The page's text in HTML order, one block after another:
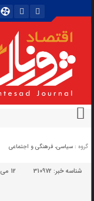
گروه : سیاسی، فرهنگی و اجتماعی
شناسه خبر:310972 12 می 2026 - 9:19